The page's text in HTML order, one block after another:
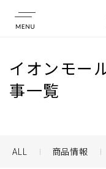
店舗情報
イオンモー
事一覧
ALL 商品情報